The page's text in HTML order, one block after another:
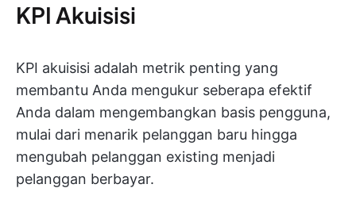
KPI Akuisisi
KPI akuisisi adalah metrik penting yang
membantu Anda mengukur seberapa efektif
Anda dalam mengembangkan basis pengguna,
mulai dari menarik pelanggan baru hingga
mengubah pelanggan existing menjadi
pelanggan berbayar.